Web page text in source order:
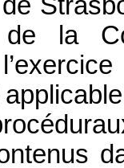
de la